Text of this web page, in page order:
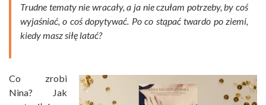
Trudne tematy nie wracały, a ja nie czułam potrzeby, by coś
wyjaśniać, o coś dopytywać. Po co stąpać twardo po ziemi,
kiedy masz siłę latać?
Co zrobi
Nina? Jak